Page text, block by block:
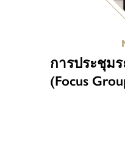
การประชุม
(Focus